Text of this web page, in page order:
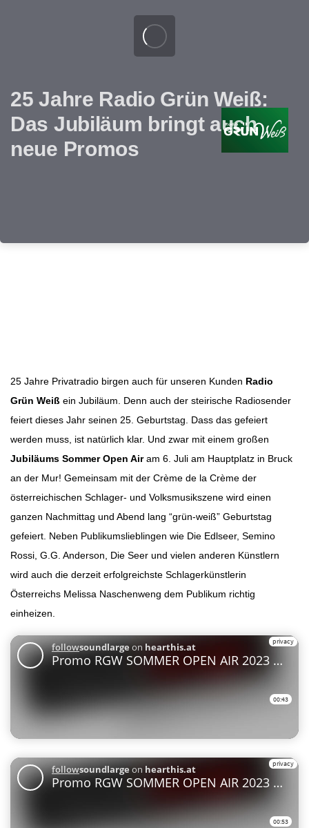
25 Jahre Radio Grün Weiß:
Das Jubiläum bringt auch
neue Promos
25 Jahre Privatradio birgen auch für unseren Kunden Radio
Grün Weiß ein Jubiläum. Denn auch der steirische Radiosender
feiert dieses Jahr seinen 25. Geburtstag. Dass das gefeiert
werden muss, ist natürlich klar. Und zwar mit einem großen
Jubiläums Sommer Open Airam 6. Juli am Hauptplatz in Bruck
an der Mur! Gemeinsam mit der Crème de la Crème der
österreichischen Schlager- und Volksmusikszene wird einen
ganzen Nachmittag und Abend lang “grün-weiß” Geburtstag
gefeiert. Neben Publikumslieblingen wie Die Edlseer, Semino
Rossi, G.G. Anderson, Die Seer und vielen anderen Künstlern
wird auch die derzeit erfolgreichste Schlagerkünstlerin
Österreichs Melissa Naschenweng dem Publikum richtig
einheizen.